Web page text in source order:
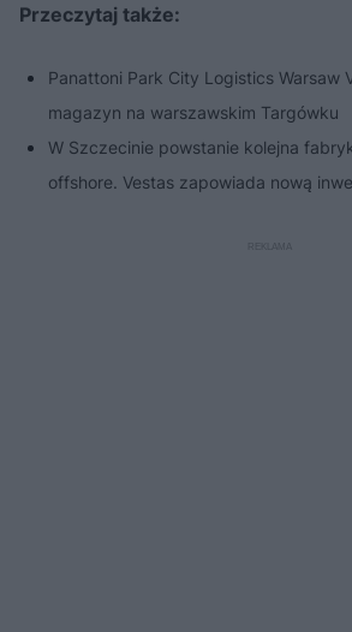
Przeczytaj także:
Panattoni Park City Logistics Warsaw
magazyn na warszawskim Targówku
W Szczecinie powstanie kolejna
offshore. Vestas zapowiada nową